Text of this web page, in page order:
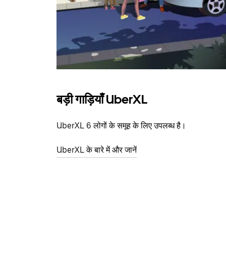
बड़ी गाड़ियाँ UberXL
UberXL 6 लोगों के समूह के लिए उपलब्ध है।
UberXL के बारे में और जानें